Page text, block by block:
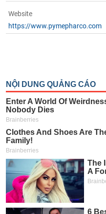
Website
https://www.pymepharco.com